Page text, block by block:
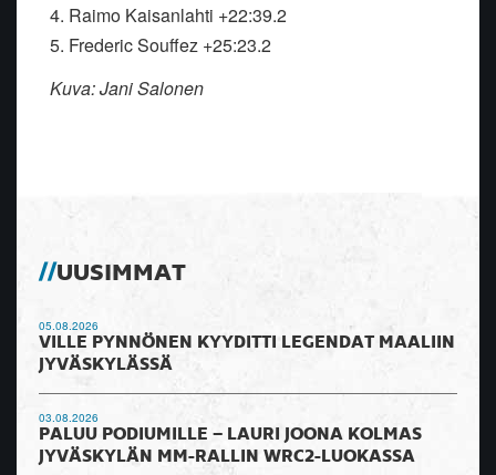
4. Raimo Kaisanlahti +22:39.2
5. Frederic Souffez +25:23.2
Kuva: Jani Salonen
UUSIMMAT
05.08.2026
VILLE PYNNÖNEN KYYDITTI LEGENDAT MAALIIN
JYVÄSKYLÄSSÄ
03.08.2026
PALUU PODIUMILLE – LAURI JOONA KOLMAS
JYVÄSKYLÄN MM-RALLIN WRC2-LUOKASSA